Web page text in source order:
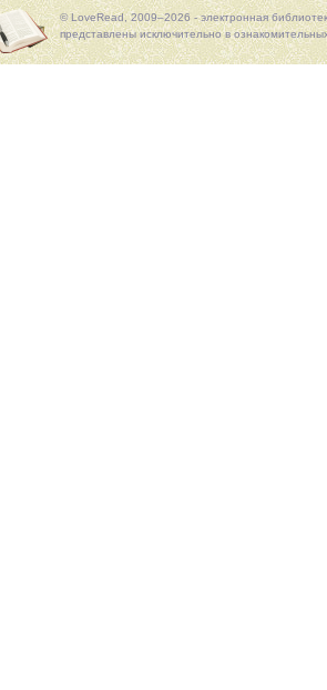
© LoveRead, 2009–2026 - электронная
представлены исключительно в